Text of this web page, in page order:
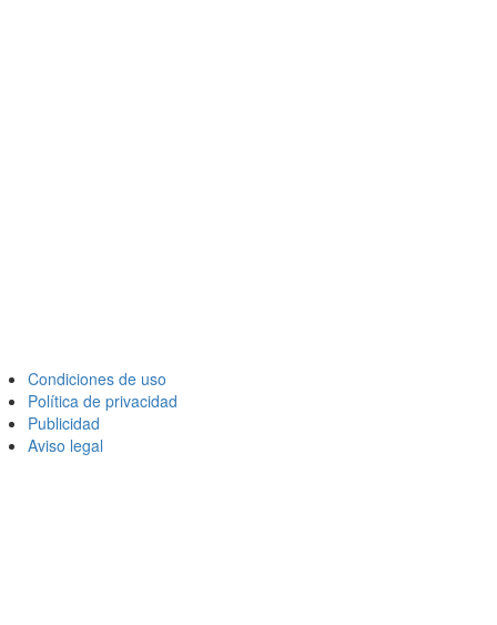
Condiciones de uso
Política de privacidad
Publicidad
Aviso legal